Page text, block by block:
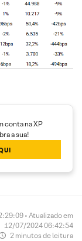
conta na XP
a sua!
• Atualizado em
12/07/2024 06:42:54
2 minutos de leitura